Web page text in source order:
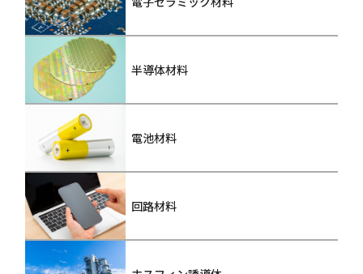
半導体材料
電池材料
回路材料